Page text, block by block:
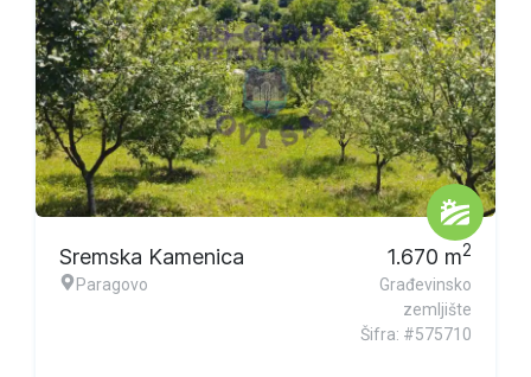
Ekskluzivna ponuda
Sremska Kamenica
Paragovo
1.670 m2
Građevinsko
zemljište
Šifra: #575710